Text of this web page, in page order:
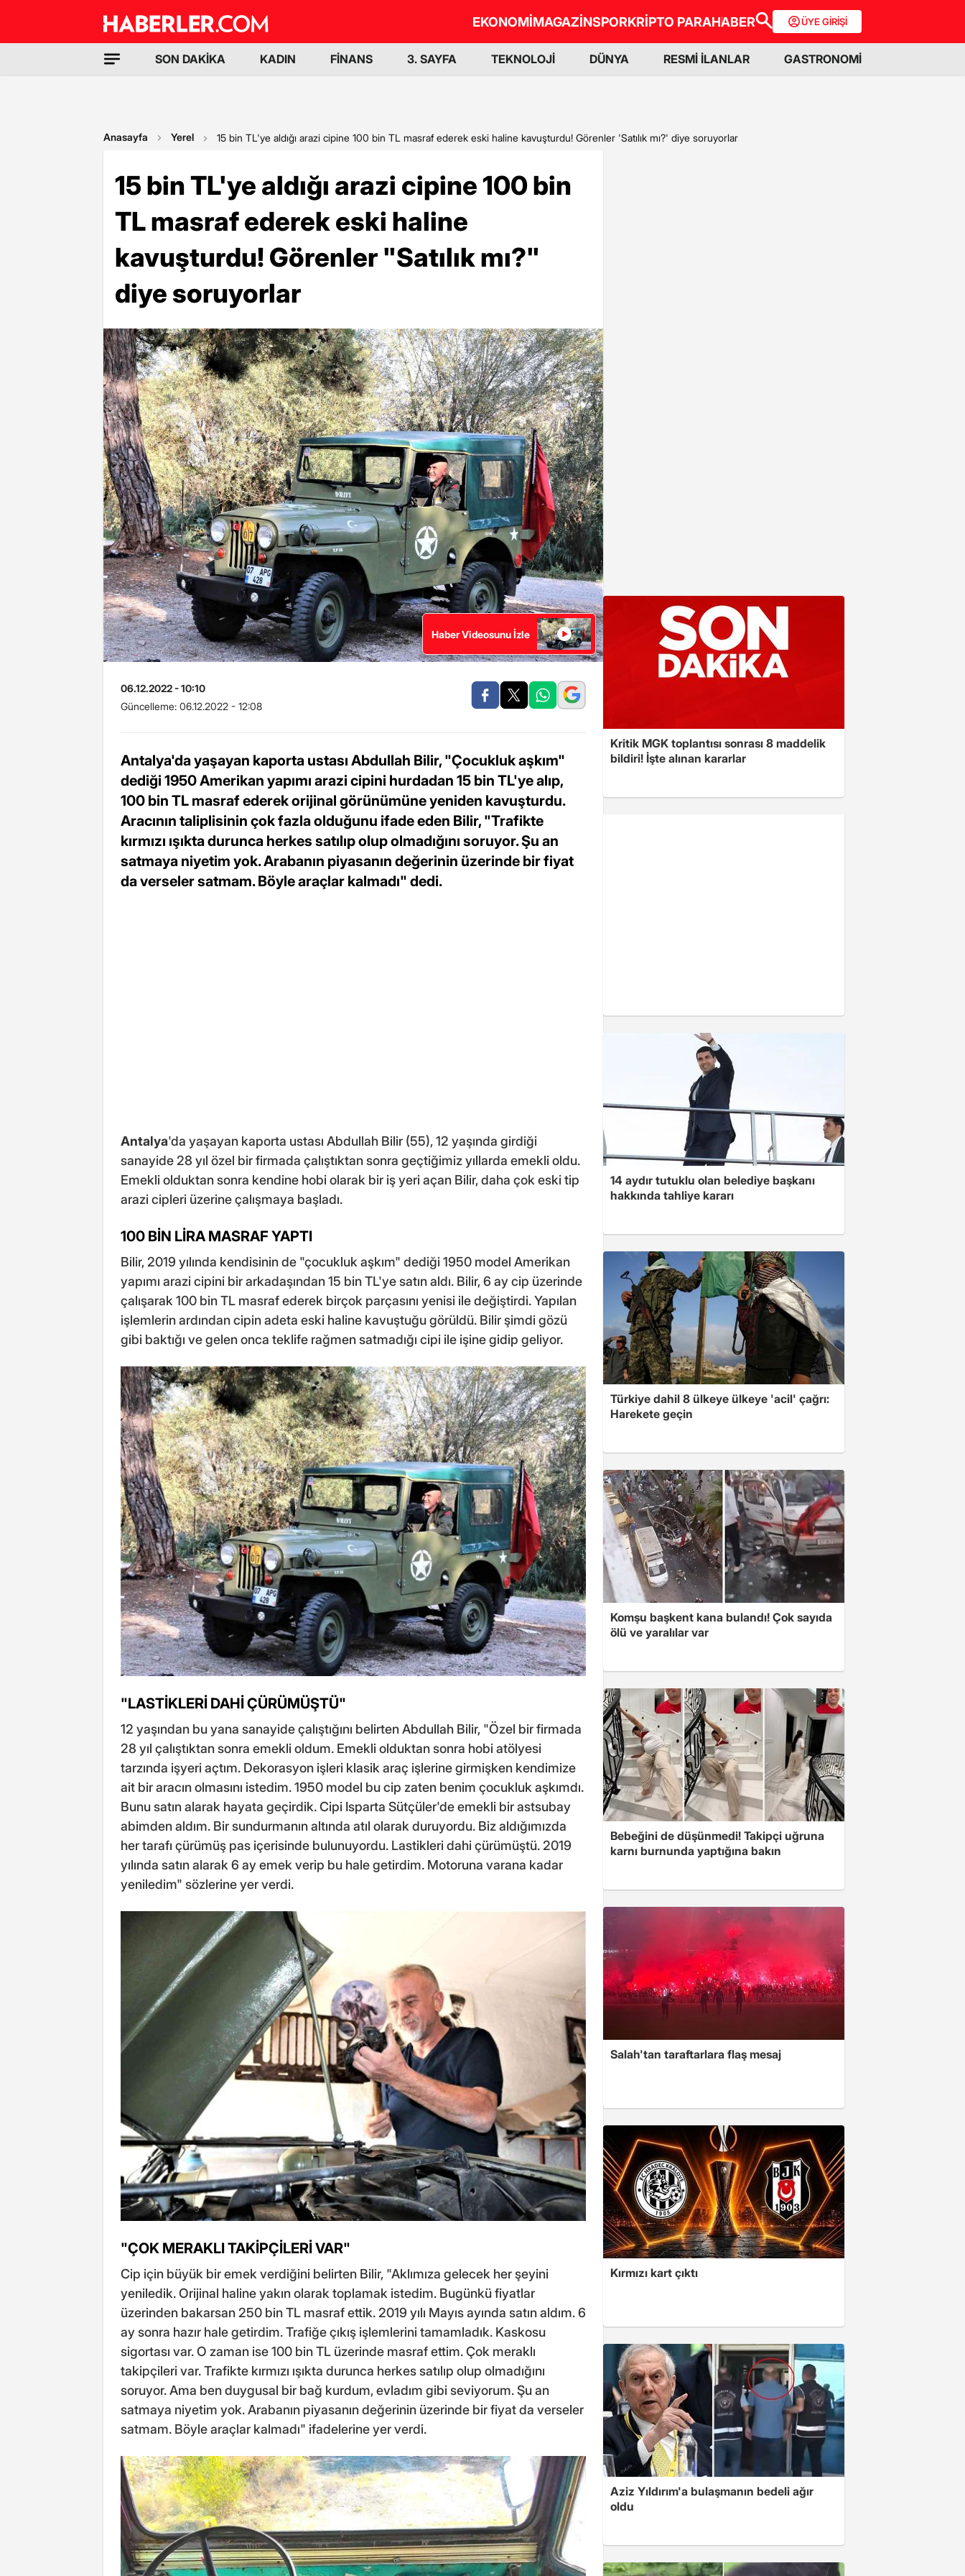
EKONOMİMAGAZİNSPORKRİPTO PARAHABER ÜYE GİRİŞİ
SON DAKİKA KADIN FİNANS 3. SAYFA TEKNOLOJİ DÜNYA RESMİ İLANLAR GASTRONOMİ
Anasayfa Yerel 15 bin TL'ye aldığı arazi cipine 100 bin TL masraf ederek eski haline kavuşturdu! Görenler 'Satılık mı?' diye soruyorlar
15 bin TL'ye aldığı arazi cipine 100 bin
TL masraf ederek eski haline
kavuşturdu! Görenler "Satılık mı?"
diye soruyorlar
Haber Videosunu İzle
06.12.2022 - 10:10
Güncelleme: 06.12.2022 - 12:08
Antalya'da yaşayan kaporta ustası Abdullah Bilir, "Çocukluk aşkım"
dediği 1950 Amerikan yapımı arazi cipini hurdadan 15 bin TL'ye alıp,
100 bin TL masraf ederek orijinal görünümüne yeniden kavuşturdu.
Aracının taliplisinin çok fazla olduğunu ifade eden Bilir, "Trafikte
kırmızı ışıkta durunca herkes satılıp olup olmadığını soruyor. Şu an
satmaya niyetim yok. Arabanın piyasanın değerinin üzerinde bir fiyat
da verseler satmam. Böyle araçlar kalmadı" dedi.
Antalya'da yaşayan kaporta ustası Abdullah Bilir (55), 12 yaşında girdiği
sanayide 28 yıl özel bir firmada çalıştıktan sonra geçtiğimiz yıllarda emekli oldu.
Emekli olduktan sonra kendine hobi olarak bir iş yeri açan Bilir, daha çok eski tip
arazi cipleri üzerine çalışmaya başladı.
100 BİN LİRA MASRAF YAPTI
Bilir, 2019 yılında kendisinin de "çocukluk aşkım" dediği 1950 model Amerikan
yapımı arazi cipini bir arkadaşından 15 bin TL'ye satın aldı. Bilir, 6 ay cip üzerinde
çalışarak 100 bin TL masraf ederek birçok parçasını yenisi ile değiştirdi. Yapılan
işlemlerin ardından cipin adeta eski haline kavuştuğu görüldü. Bilir şimdi gözü
gibi baktığı ve gelen onca teklife rağmen satmadığı cipi ile işine gidip geliyor.
"LASTİKLERİ DAHİ ÇÜRÜMÜŞTÜ"
12 yaşından bu yana sanayide çalıştığını belirten Abdullah Bilir, "Özel bir firmada
28 yıl çalıştıktan sonra emekli oldum. Emekli olduktan sonra hobi atölyesi
tarzında işyeri açtım. Dekorasyon işleri klasik araç işlerine girmişken kendimize
ait bir aracın olmasını istedim. 1950 model bu cip zaten benim çocukluk aşkımdı.
Bunu satın alarak hayata geçirdik. Cipi Isparta Sütçüler'de emekli bir astsubay
abimden aldım. Bir sundurmanın altında atıl olarak duruyordu. Biz aldığımızda
her tarafı çürümüş pas içerisinde bulunuyordu. Lastikleri dahi çürümüştü. 2019
yılında satın alarak 6 ay emek verip bu hale getirdim. Motoruna varana kadar
yeniledim" sözlerine yer verdi.
"ÇOK MERAKLI TAKİPÇİLERİ VAR"
Cip için büyük bir emek verdiğini belirten Bilir, "Aklımıza gelecek her şeyini
yeniledik. Orijinal haline yakın olarak toplamak istedim. Bugünkü fiyatlar
üzerinden bakarsan 250 bin TL masraf ettik. 2019 yılı Mayıs ayında satın aldım. 6
ay sonra hazır hale getirdim. Trafiğe çıkış işlemlerini tamamladık. Kaskosu
sigortası var. O zaman ise 100 bin TL üzerinde masraf ettim. Çok meraklı
takipçileri var. Trafikte kırmızı ışıkta durunca herkes satılıp olup olmadığını
soruyor. Ama ben duygusal bir bağ kurdum, evladım gibi seviyorum. Şu an
satmaya niyetim yok. Arabanın piyasanın değerinin üzerinde bir fiyat da verseler
satmam. Böyle araçlar kalmadı" ifadelerine yer verdi.
Kritik MGK toplantısı sonrası 8 maddelik
bildiri! İşte alınan kararlar
14 aydır tutuklu olan belediye başkanı
hakkında tahliye kararı
Türkiye dahil 8 ülkeye ülkeye 'acil' çağrı:
Harekete geçin
Komşu başkent kana bulandı! Çok sayıda
ölü ve yaralılar var
Bebeğini de düşünmedi! Takipçi uğruna
karnı burnunda yaptığına bakın
Salah'tan taraftarlara flaş mesaj
Kırmızı kart çıktı
Aziz Yıldırım'a bulaşmanın bedeli ağır
oldu